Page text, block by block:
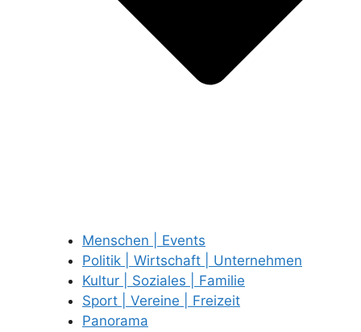
Menschen | Events
Politik | Wirtschaft | Unternehmen
Kultur | Soziales | Familie
Sport | Vereine | Freizeit
Panorama